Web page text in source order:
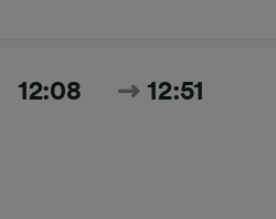
12:08 12:51